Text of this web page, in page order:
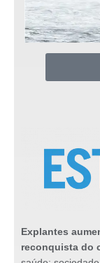
Explantes
reconquista do